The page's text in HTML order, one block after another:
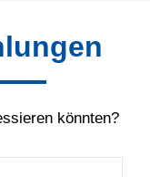
könnten?